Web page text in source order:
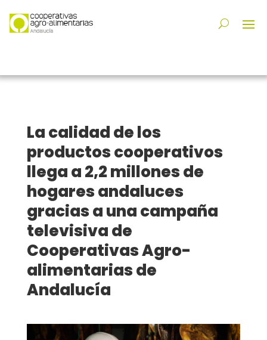
La calidad de los
productos cooperativos
llega a 2,2 millones de
hogares andaluces
gracias a una campaña
televisiva de
Cooperativas Agro-
alimentarias de
Andalucía